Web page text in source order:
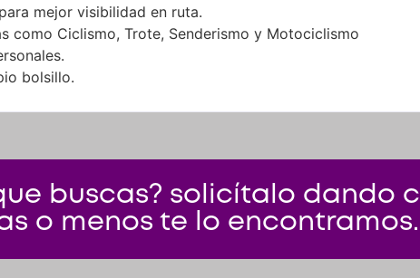
mejor visibilidad en ruta.
como Ciclismo, Trote, Senderismo y Motociclismo
bolsillo.
buscas? solicítalo dando
o menos te lo encontramos.